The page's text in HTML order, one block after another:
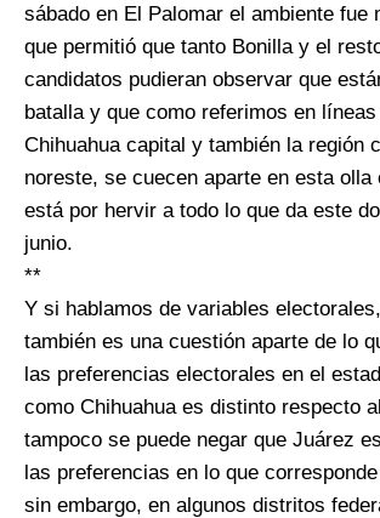
sábado en El Palomar el ambiente fue
que permitió que tanto Bonilla y el
candidatos pudieran observar que
batalla y que como referimos en
Chihuahua capital y también la región
noreste, se cuecen aparte en esta olla
está por hervir a todo lo que da este
junio.
**
Y si hablamos de variables
también es una cuestión aparte de lo
las preferencias electorales en el
como Chihuahua es distinto respecto
tampoco se puede negar que Juárez
las preferencias en lo que
sin embargo, en algunos distritos